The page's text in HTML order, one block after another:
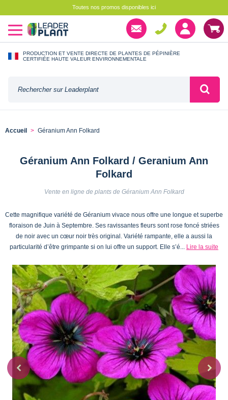
Toutes nos promos disponibles ici
PRODUCTION ET VENTE DIRECTE DE PLANTES DE PÉPINIÈRE
CERTIFIÉE HAUTE VALEUR ENVIRONNEMENTALE
Accueil Géranium Ann Folkard
Géranium Ann Folkard / Geranium Ann
Folkard
Vente en ligne de plants de Géranium Ann Folkard
Cette magnifique variété de Géranium vivace nous offre une longue et superbe
floraison de Juin à Septembre. Ses ravissantes fleurs sont rose foncé striées
de noir avec un cœur noir très original. Variété rampante, elle a aussi la
particularité d’être grimpante si on lui offre un support. Elle s’é... Lire la suite